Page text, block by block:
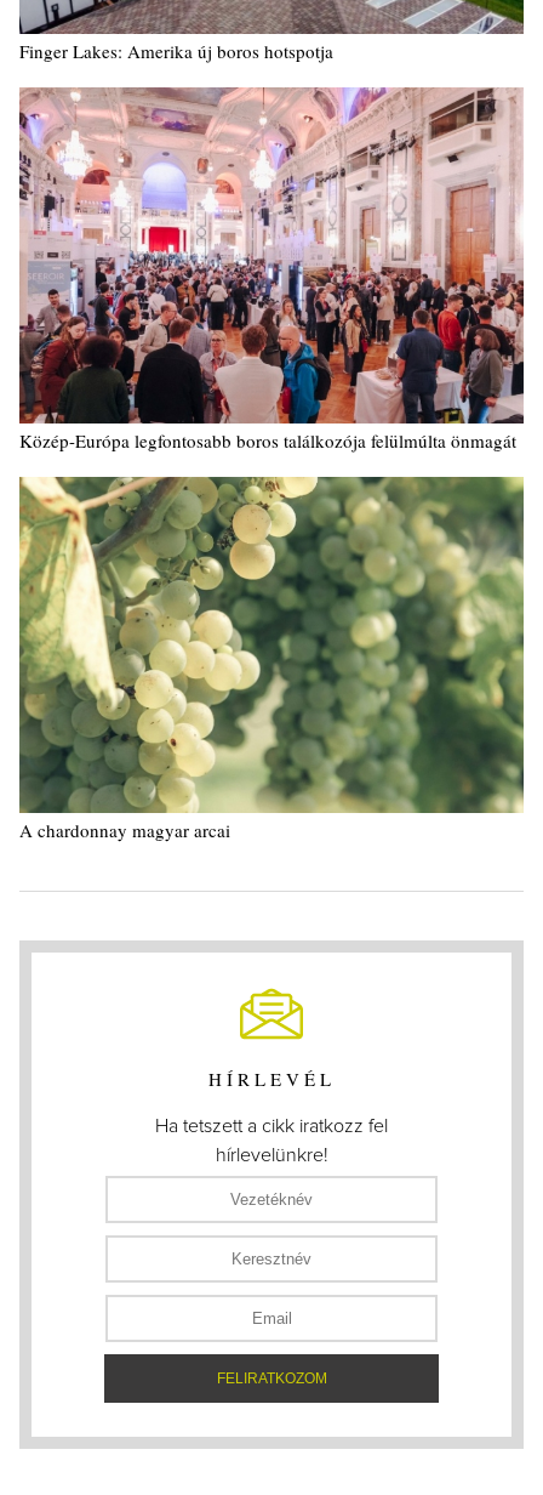
Finger Lakes: Amerika új boros hotspotja
Közép-Európa legfontosabb boros találkozója felülmúlta önmagát
A chardonnay magyar arcai
HÍRLEVÉL
Ha tetszett a cikk iratkozz fel
hírlevelünkre!